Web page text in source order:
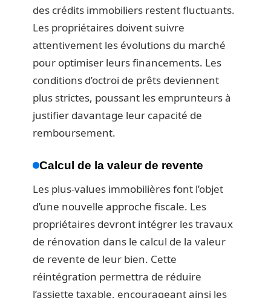
des crédits immobiliers restent fluctuants.
Les propriétaires doivent suivre
attentivement les évolutions du marché
pour optimiser leurs financements. Les
conditions d’octroi de prêts deviennent
plus strictes, poussant les emprunteurs à
justifier davantage leur capacité de
remboursement.
Calcul de la valeur de revente
Les plus-values immobilières font l’objet
d’une nouvelle approche fiscale. Les
propriétaires devront intégrer les travaux
de rénovation dans le calcul de la valeur
de revente de leur bien. Cette
réintégration permettra de réduire
l’assiette taxable, encourageant ainsi les